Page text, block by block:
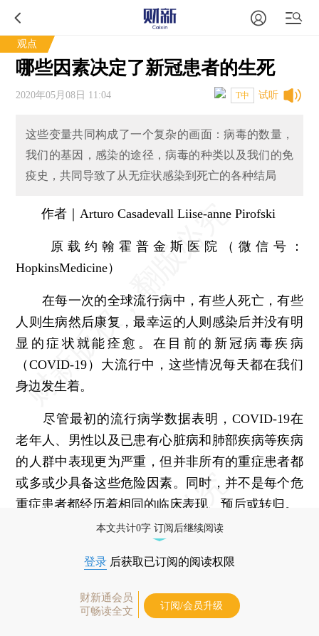
观点
哪些因素决定了新冠患者的生死
试听
2020年05月08日 11:04 T中
这些变量共同构成了一个复杂的画面：病毒的数量，
我们的基因，感染的途径，病毒的种类以及我们的免
疫史，共同导致了从无症状感染到死亡的各种结局
作者｜Arturo Casadevall Liise-anne Pirofski
原载约翰霍普金斯医院（微信号：
HopkinsMedicine）
在每一次的全球流行病中，有些人死亡，有些
人则生病然后康复，最幸运的人则感染后并没有明
显的症状就能痊愈。在目前的新冠病毒疾病
（COVID-19）大流行中，这些情况每天都在我们
身边发生着。
尽管最初的流行病学数据表明，COVID-19在
老年人、男性以及已患有心脏病和肺部疾病等疾病
的人群中表现更为严重，但并非所有的重症患者都
或多或少具备这些危险因素。同时，并不是每个危
重症患者都经历着相同的临床表现、预后或转归。
本文共计0字 订阅后继续阅读
登录 后获取已订阅的阅读权限
财新通会员
可畅读全文
订阅/会员升级